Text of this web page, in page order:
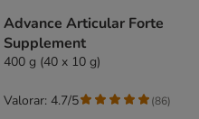
Advance Articular Forte
Supplement
400 g (40 x 10 g)
Valorar: 4.7/5 (86)